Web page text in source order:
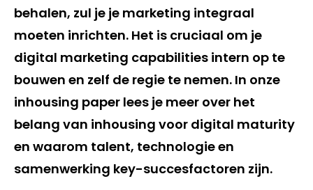
behalen, zul je je marketing integraal
moeten inrichten. Het is cruciaal om je
digital marketing capabilities intern op te
bouwen en zelf de regie te nemen. In onze
inhousing paper lees je meer over het
belang van inhousing voor digital maturity
en waarom talent, technologie en
samenwerking key-succesfactoren zijn.